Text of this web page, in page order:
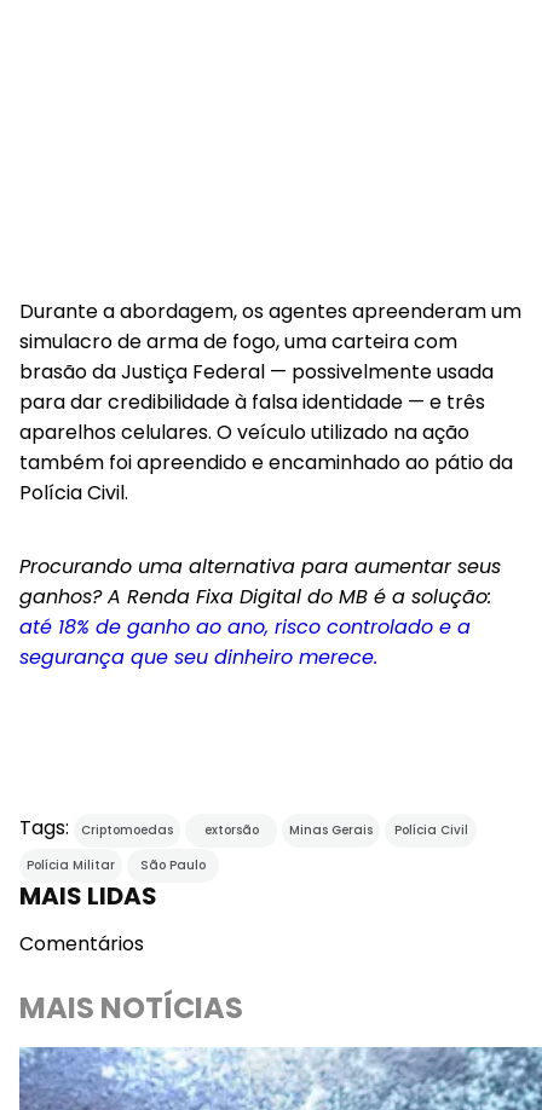
Durante a abordagem, os agentes apreenderam um
simulacro de arma de fogo, uma carteira com
brasão da Justiça Federal — possivelmente usada
para dar credibilidade à falsa identidade — e três
aparelhos celulares. O veículo utilizado na ação
também foi apreendido e encaminhado ao pátio da
Polícia Civil.
Procurando uma alternativa para aumentar seus
ganhos? A Renda Fixa Digital do MB é a solução:
até 18% de ganho ao ano, risco controlado e a
segurança que seu dinheiro merece.
Tags: Criptomoedas extorsão Minas Gerais
Polícia Civil
Polícia Militar
São Paulo
MAIS LIDAS
Comentários
MAIS NOTÍCIAS